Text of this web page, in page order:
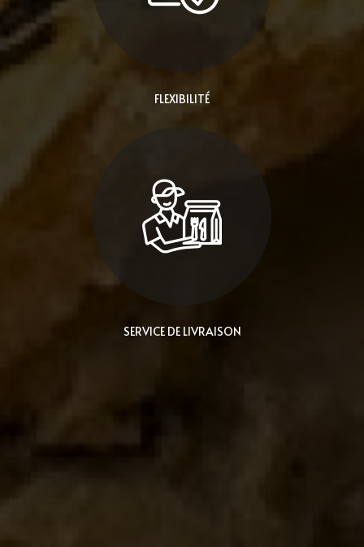
FLEXIBILITÉ
SERVICE DE LIVRAISON